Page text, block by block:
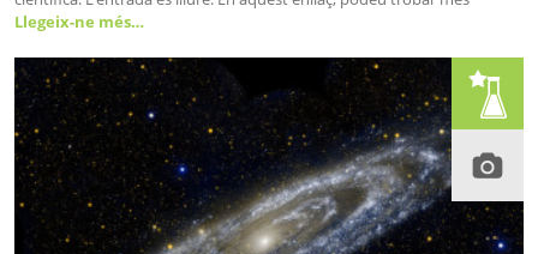
Llegeix-ne més…